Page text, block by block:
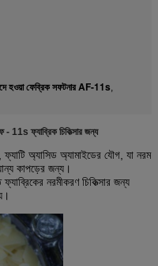
হওয়া ফেব্রিক সফটনার AF-11s,
ফ্যাব্রিক চিকিত্সার জন্য
অ্যাসিড অ্যামাইডের যৌগ, যা নরম
কাপড়ের জন্য।
নরমীকরণ চিকিত্সার জন্য